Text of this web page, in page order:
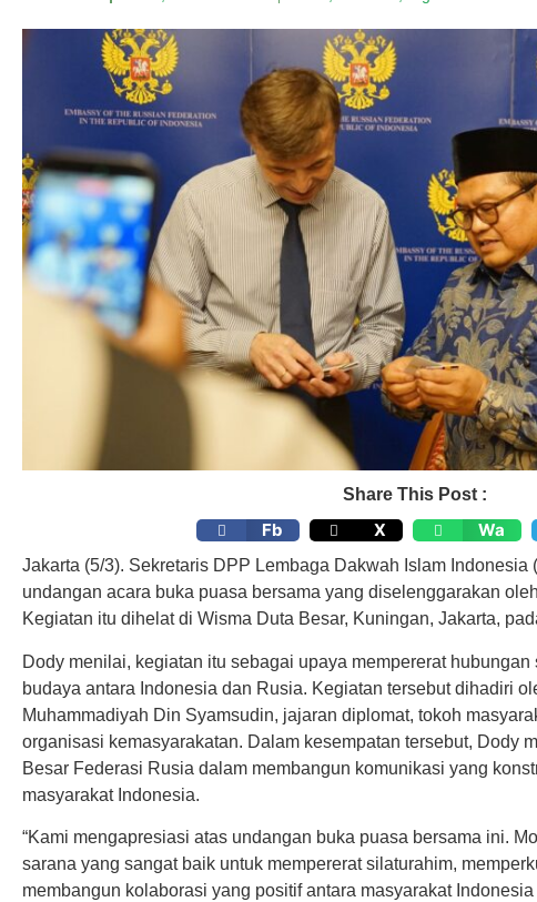
Share This Post :
Fb X Wa
Jakarta (5/3). Sekretaris DPP Lembaga Dakwah Islam Indonesia
undangan acara buka puasa bersama yang diselenggarakan
Kegiatan itu dihelat di Wisma Duta Besar, Kuningan, Jakarta,
Dody menilai, kegiatan itu sebagai upaya mempererat
budaya antara Indonesia dan Rusia. Kegiatan tersebut dihadiri
Muhammadiyah Din Syamsudin, jajaran diplomat, tokoh
organisasi kemasyarakatan. Dalam kesempatan tersebut, Dody
Besar Federasi Rusia dalam membangun komunikasi yang
masyarakat Indonesia.
“Kami mengapresiasi atas undangan buka puasa bersama ini.
sarana yang sangat baik untuk mempererat silaturahim,
membangun kolaborasi yang positif antara masyarakat Indonesia